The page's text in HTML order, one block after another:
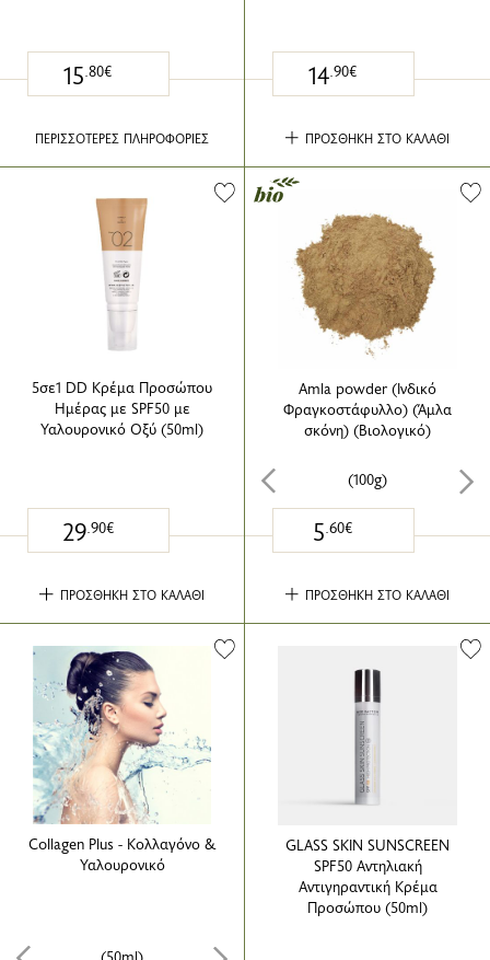
15.80€
ΠΕΡΙΣΣΟΤΕΡΕΣ ΠΛΗΡΟΦΟΡΙΕΣ
14.90€
ΠΡΟΣΘΗΚΗ ΣΤΟ ΚΑΛΑΘΙ
5σε1 DD Κρέμα Προσώπου
Ημέρας με SPF50 με
Υαλουρονικό Οξύ (50ml)
29.90€
ΠΡΟΣΘΗΚΗ ΣΤΟ ΚΑΛΑΘΙ
Amla powder (Ινδικό
Φραγκοστάφυλλο) (Άμλα
σκόνη) (Βιολογικό)
(100g)
5.60€
ΠΡΟΣΘΗΚΗ ΣΤΟ ΚΑΛΑΘΙ
Collagen Plus - Κολλαγόνο &
Υαλουρονικό
GLASS SKIN SUNSCREEN
SPF50 Αντηλιακή
Αντιγηραντική Κρέμα
Προσώπου (50ml)